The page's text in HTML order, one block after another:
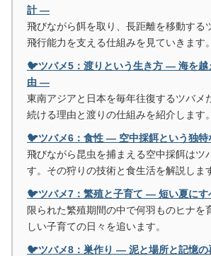
計 ―
飛びながら餌を取り、長距離を移動する
飛行能力を支える仕組みを見ていきます。
🐦ツバメ5：渡りという生き方 ― 海を越
由 ―
東南アジアと日本を毎年往復するツバメ
続ける理由と渡りの仕組みを紹介します。
🐦ツバメ6：食性 ― 空中採餌という独
飛びながら昆虫を捕まえる空中採餌はツ
す。その狩りの技術と食生活を解説しま
🐦ツバメ7：繁殖と子育て ― 短い夏に
限られた繁殖期間の中で何羽ものヒナを
しい子育ての日々を追います。
🐦ツバメ8：巣作り ― 泥と場所と記憶